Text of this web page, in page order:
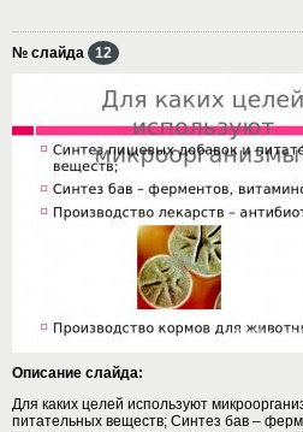
№ слайда 12
Описание слайда:
Для каких целей используют
питательных веществ; Синтез бав –